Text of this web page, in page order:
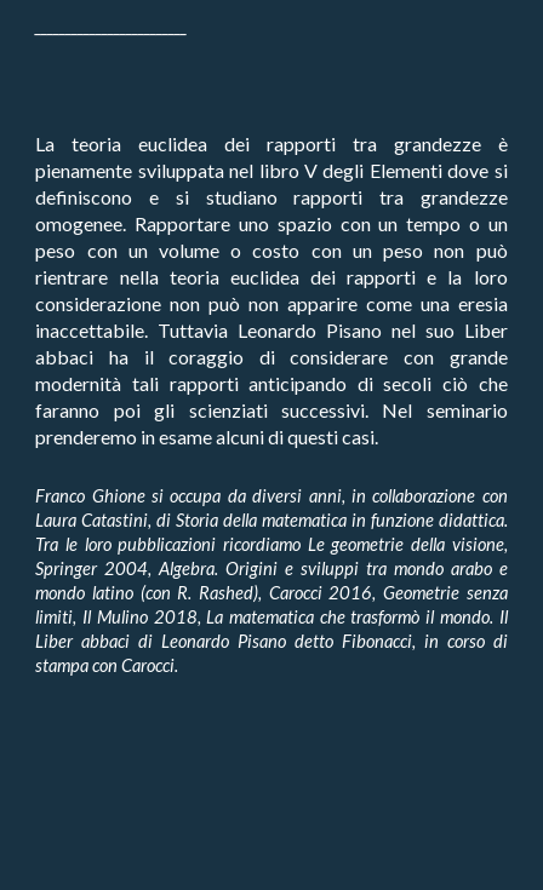
La teoria euclidea dei rapporti tra grandezze è
pienamente sviluppata nel libro V degli Elementi dove si
definiscono e si studiano rapporti tra grandezze
omogenee. Rapportare uno spazio con un tempo o un
peso con un volume o costo con un peso non può
rientrare nella teoria euclidea dei rapporti e la loro
considerazione non può non apparire come una eresia
inaccettabile. Tuttavia Leonardo Pisano nel suo Liber
abbaci ha il coraggio di considerare con grande
modernità tali rapporti anticipando di secoli ciò che
faranno poi gli scienziati successivi. Nel seminario
prenderemo in esame alcuni di questi casi.
Franco Ghione si occupa da diversi anni, in collaborazione con
Laura Catastini, di Storia della matematica in funzione didattica.
Tra le loro pubblicazioni ricordiamo Le geometrie della visione,
Springer 2004, Algebra. Origini e sviluppi tra mondo arabo e
mondo latino (con R. Rashed), Carocci 2016, Geometrie senza
limiti, Il Mulino 2018, La matematica che trasformò il mondo. Il
Liber abbaci di Leonardo Pisano detto Fibonacci, in corso di
stampa con Carocci.